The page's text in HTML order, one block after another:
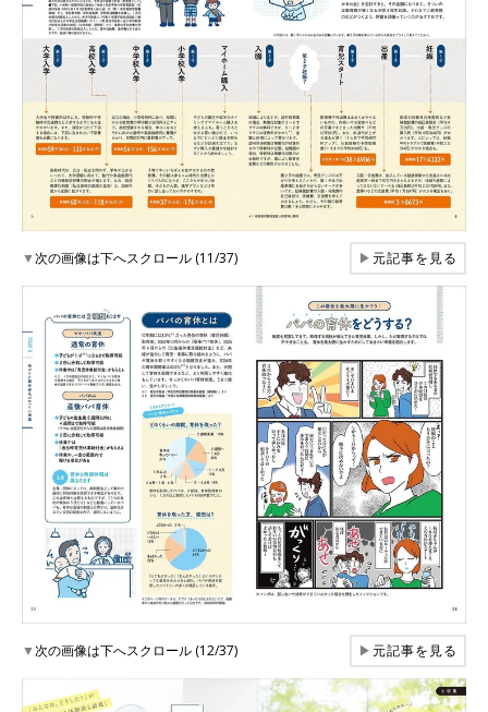
▼次の画像は下へスクロール (11/37) ▶元記事を見る
▼次の画像は下へスクロール (12/37) ▶元記事を見る